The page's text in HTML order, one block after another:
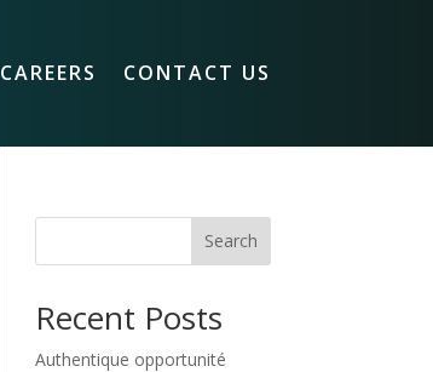
CAREERS CONTACT US
Search
Recent Posts
Authentique opportunité